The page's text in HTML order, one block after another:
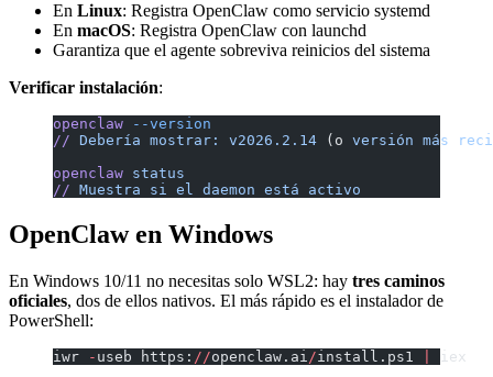
En Linux: Registra OpenClaw como servicio systemd
En macOS: Registra OpenClaw con launchd
Garantiza que el agente sobreviva reinicios del sistema
Verificar instalación:
openclaw --version
// Debería mostrar: v2026.2.14 (o versión más
openclaw status
// Muestra si el daemon está activo
OpenClaw en Windows
En Windows 10/11 no necesitas solo WSL2: hay tres caminos
oficiales, dos de ellos nativos. El más rápido es el instalador de
PowerShell:
iwr - useb https: //openclaw.ai /install.ps1 iex